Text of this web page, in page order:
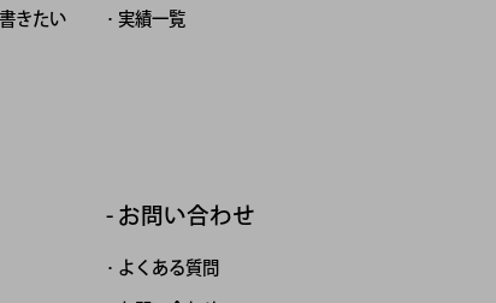
きたい
実績一覧
お問い合わせ
よくある質問